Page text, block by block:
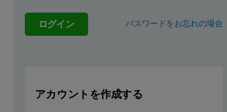
Experimental
Firstly, a model experiment for contaminated water is
ログイン パスワードをお忘れの場合
アカウントを作成する